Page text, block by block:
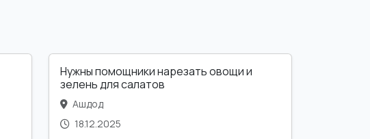
Нужны помощники нарезать овощи и
зелень для салатов
Ашдод
18.12.2025